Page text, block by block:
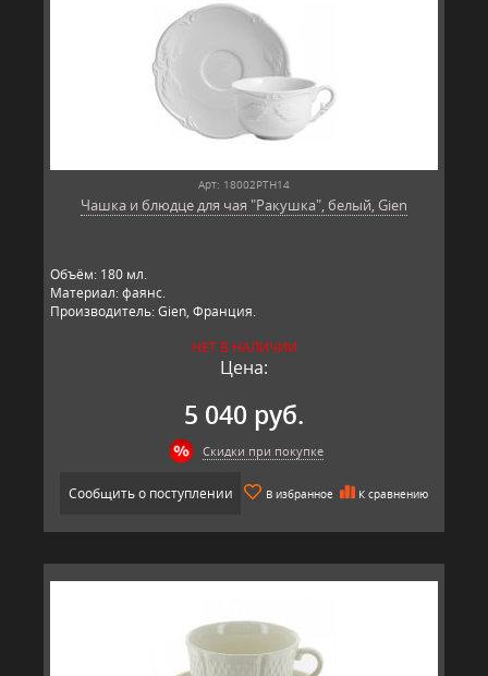
Арт: 18002PTH14
Чашка и блюдце для чая "Ракушка", белый, Gien
Объём: 180 мл.
Материал: фаянс.
Производитель: Gien, Франция.
НЕТ В НАЛИЧИИ
Цена:
5 040 руб.
Скидки при покупке
Сообщить о поступлении В избранное К сравнению